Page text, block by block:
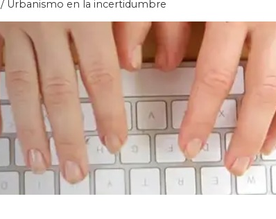
/ Urbanismo en la incertidumbre